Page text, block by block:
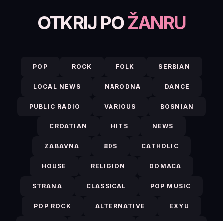
OTKRIJ POŽANRU
POP ROCK FOLK SERBIAN
LOCAL NEWS NARODNA DANCE
PUBLIC RADIO VARIOUS BOSNIAN
CROATIAN HITS NEWS
ZABAVNA 80S CATHOLIC
HOUSE RELIGION DOMACA
STRANA CLASSICAL POP MUSIC
POP ROCK ALTERNATIVE EXYU